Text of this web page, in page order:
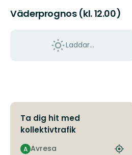
Väderprognos (kl. 12.00)
Laddar...
Ta dig hit med
kollektivtrafik
Avresa
A
Hitta